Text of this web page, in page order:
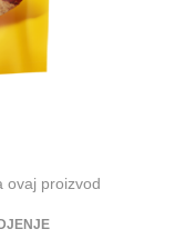
ovaj proizvod